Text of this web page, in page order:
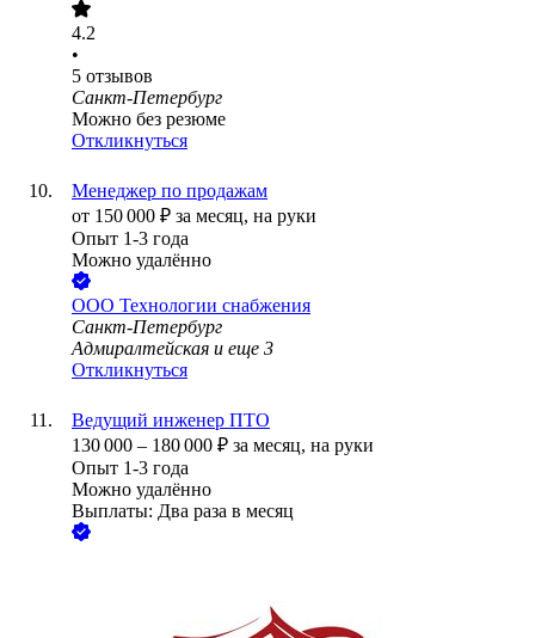
4.2
•
5 отзывов
Санкт-Петербург
Можно без резюме
Откликнуться
Менеджер по продажам
от 150 000 ₽ за месяц, на руки
Опыт 1-3 года
Можно удалённо
ООО Технологии снабжения
Санкт-Петербург
Адмиралтейская и еще 3
Откликнуться
Ведущий инженер ПТО
130 000 – 180 000 ₽ за месяц, на руки
Опыт 1-3 года
Можно удалённо
Выплаты: Два раза в месяц